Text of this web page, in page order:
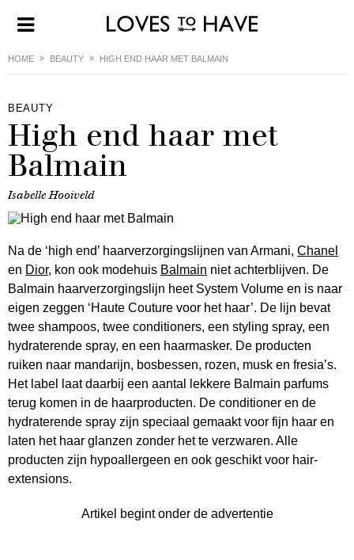
HOME BEAUTY HIGH END HAAR MET BALMAIN
BEAUTY
High end haar met
Balmain
Isabelle Hooiveld
Na de ‘high end’ haarverzorgingslijnen van Armani, Chanel
en Dior, kon ook modehuis Balmain niet achterblijven. De
Balmain haarverzorgingslijn heet System Volume en is naar
eigen zeggen ‘Haute Couture voor het haar’. De lijn bevat
twee shampoos, twee conditioners, een styling spray, een
hydraterende spray, en een haarmasker. De producten
ruiken naar mandarijn, bosbessen, rozen, musk en fresia’s.
Het label laat daarbij een aantal lekkere Balmain parfums
terug komen in de haarproducten. De conditioner en de
hydraterende spray zijn speciaal gemaakt voor fijn haar en
laten het haar glanzen zonder het te verzwaren. Alle
producten zijn hypoallergeen en ook geschikt voor hair-
extensions.
Artikel begint onder de advertentie